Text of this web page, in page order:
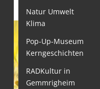
Behördenwegweiser
Lebenslagen
Leistungen -
Service BW
Natur Umwelt
Klima
Pop-Up-Museum
Kerngeschichten
RADKultur in
Gemmrigheim